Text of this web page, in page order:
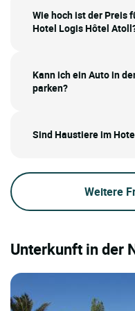
Wie hoch ist der Preis
Hotel Logis Hôtel
Kann ich ein Auto in
parken?
Sind Haustiere im
Weitere
Unterkunft in der